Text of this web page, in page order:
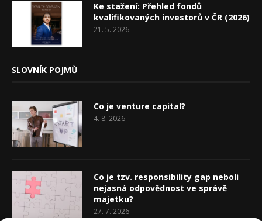
Ke stažení: Přehled fondů
kvalifikovaných investorů v ČR (2026)
21. 5. 2026
SLOVNÍK POJMŮ
Co je venture capital?
4. 8. 2026
Co je tzv. responsibility gap neboli
nejasná odpovědnost ve správě
majetku?
27. 7. 2026